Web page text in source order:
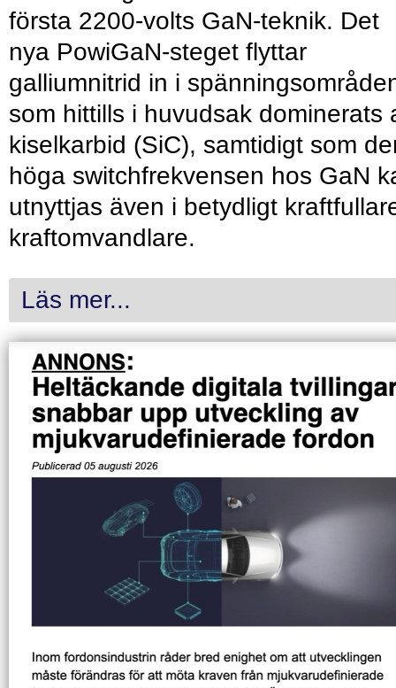
första 2200-volts GaN-teknik. Det
nya PowiGaN-steget flyttar
galliumnitrid in i
som hittills i huvudsak dominerats
kiselkarbid (SiC), samtidigt som
höga switchfrekvensen hos GaN
utnyttjas även i betydligt
kraftomvandlare.
Läs mer...